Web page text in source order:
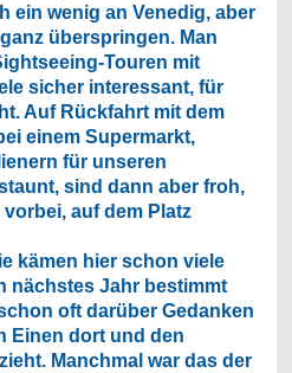
ein wenig an Venedig, aber
überspringen. Man
Touren mit
sicher interessant, für
Auf Rückfahrt mit dem
einem Supermarkt,
für unseren
sind dann aber froh,
auf dem Platz
kämen hier schon viele
nächstes Jahr bestimmt
oft darüber Gedanken
Einen dort und den
Manchmal war das der